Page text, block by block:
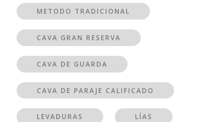
METODO TRADICIONAL
CAVA GRAN RESERVA
CAVA DE GUARDA
CAVA DE PARAJE CALIFICADO
LEVADURAS LÍAS